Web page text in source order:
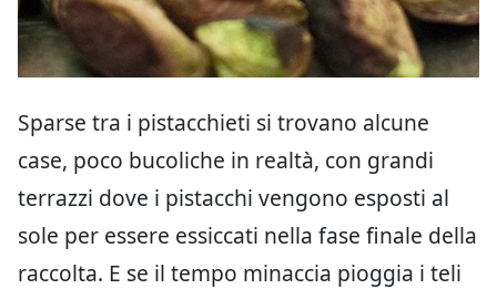
Sparse tra i pistacchieti si trovano alcune
case, poco bucoliche in realtà, con grandi
terrazzi dove i pistacchi vengono esposti al
sole per essere essiccati nella fase finale della
raccolta. E se il tempo minaccia pioggia i teli